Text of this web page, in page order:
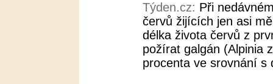
Týden.cz: Při
červů žijících jen asi
délka života červů z
požírat galgán (Alpinia
procenta ve srovnání s